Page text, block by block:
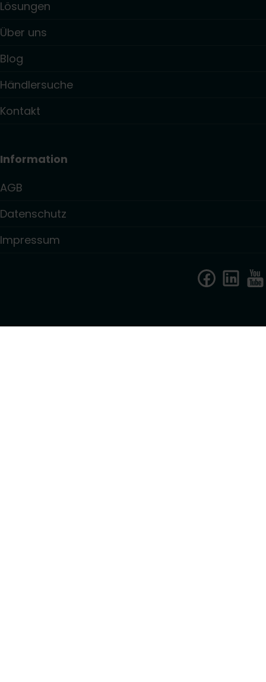
Lösungen
Über uns
Blog
Händlersuche
Kontakt
Information
AGB
Datenschutz
Impressum